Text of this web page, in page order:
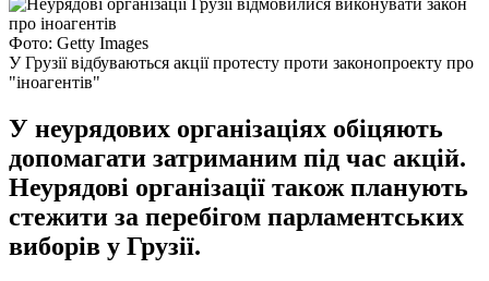
Фото: Getty Images
У Грузії відбуваються акції протесту проти законопроекту про
"іноагентів"
У неурядових організаціях обіцяють
допомагати затриманим під час акцій.
Неурядові організації також планують
стежити за перебігом парламентських
виборів у Грузії.